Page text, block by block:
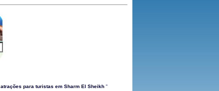
atrações para turistas em Sharm El Sheikh "